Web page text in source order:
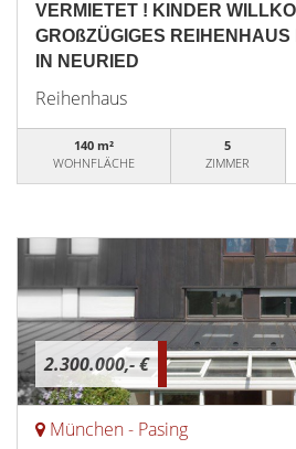
VERMIETET ! KINDER
GROßZÜGIGES REIHENHAUS
IN NEURIED
Reihenhaus
140 m²
WOHNFLÄCHE
5
ZIMMER
2.300.000,- €
München - Pasing